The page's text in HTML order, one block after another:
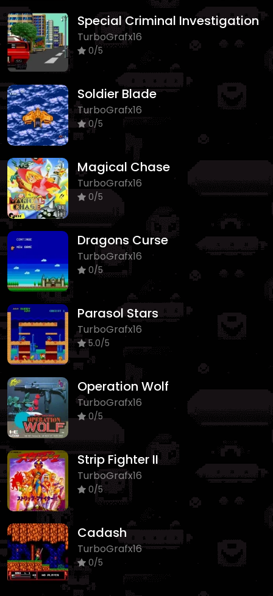
Special Criminal Investigation
TurboGrafx16
0/5
Soldier Blade
TurboGrafx16
0/5
Magical Chase
TurboGrafx16
0/5
Dragons Curse
TurboGrafx16
0/5
Parasol Stars
TurboGrafx16
5.0/5
Operation Wolf
TurboGrafx16
0/5
Strip Fighter II
TurboGrafx16
0/5
Cadash
TurboGrafx16
0/5